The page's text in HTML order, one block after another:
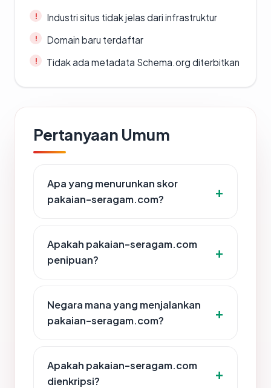
Industri situs tidak jelas dari infrastruktur
Domain baru terdaftar
Tidak ada metadata Schema.org diterbitkan
Pertanyaan Umum
Apa yang menurunkan skor
pakaian-seragam.com?
Apakah pakaian-seragam.com
penipuan?
Negara mana yang menjalankan
pakaian-seragam.com?
Apakah pakaian-seragam.com
dienkripsi?